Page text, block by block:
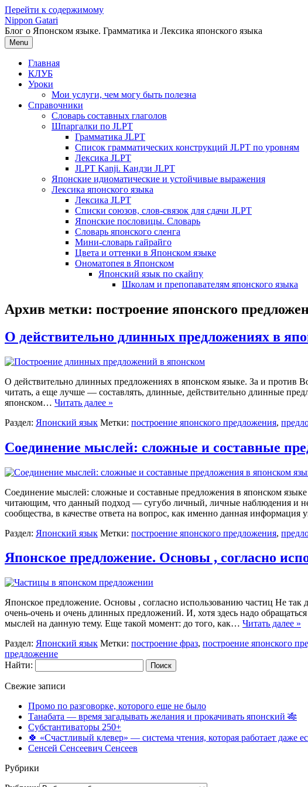
Перейти к содержимому
Nippon Gatari
Блог о Японском языке. Грамматика и Лексика японского языка
Menu
Главная
КЛУБ
Уроки
Мои услуги, чем могу быть полезна
Справочники
Словарь составных глаголов
Шпаргалки по JLPT
Грамматика JLPT
Список грамматических конструкций JLPT по уровням
Лексика JLPT
JLPT Kanji. Кандзи JLPT
Японские идиоматические и устойчивые выражения
Лексика японского языка
Лексика JLPT
Списки союзов, слов-связок для сдачи JLPT
Японские пословицы. Словарь
Словарь японского сленга
Мини-словарь гайрайго
Цвета и оттенки в Японском языке
Ономатопея в Японском
Японский язык по скайпу
Школам и препопавателям японского языка
Архив метки: построение японского
О действительно длинных предложениях в
О действительно длинных предложениях в японском языке. За и против
читать, а еще лучше — составлять, длинные, действительно длинные
японском… Читать далее »
Раздел: Японский язык Метки: построение японского предложения,
Соединение мыслей: сложные и составные
Соединение мыслей: сложные и составные предложения в японском
читающим, что данный подход — сугубо личный, личные наблюдения и
сообщества, в качестве ответа на вопрос, как именно данная информация
Раздел: Японский язык Метки: построение японского предложения,
Японское предложение. Основы , согласно
Японское предложение. Основы , согласно использованию частиц Не так
очень-очень и очень длинных предложений. И, хотя здесь надо
мыслей на данную тему. Еще такой момент: до того, как… Читать далее »
Раздел: Японский язык Метки: построение фраз, построение японского
предложение
Найти:
Свежие записи
Промо по разговорке, которого еще не было
Танабата — время загадывать желания и прокачивать японский 🎋
Субстантиваторы 250+
🍀 «Счастливый клевер» — система чтения, которая работает даже
Сенсей Сенсеевич Сенсеев
Рубрики